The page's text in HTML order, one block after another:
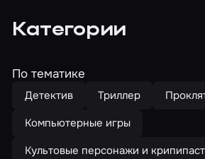
Категории
По тематике
Детектив Триллер
Компьютерные игры
Культовые персонажи и